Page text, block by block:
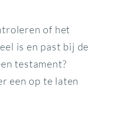
of het
is en past bij de
testament?
een op te laten